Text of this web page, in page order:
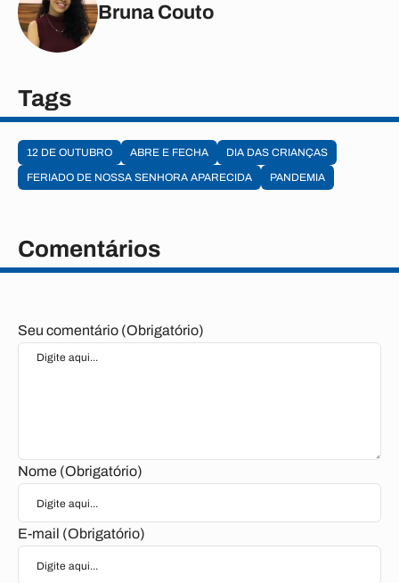
Bruna Couto
Tags
12 DE OUTUBRO ABRE E FECHA
DIA DAS CRIANÇAS
FERIADO DE NOSSA SENHORA APARECIDA
PANDEMIA
Comentários
Seu comentário (Obrigatório)
Nome (Obrigatório)
E-mail (Obrigatório)